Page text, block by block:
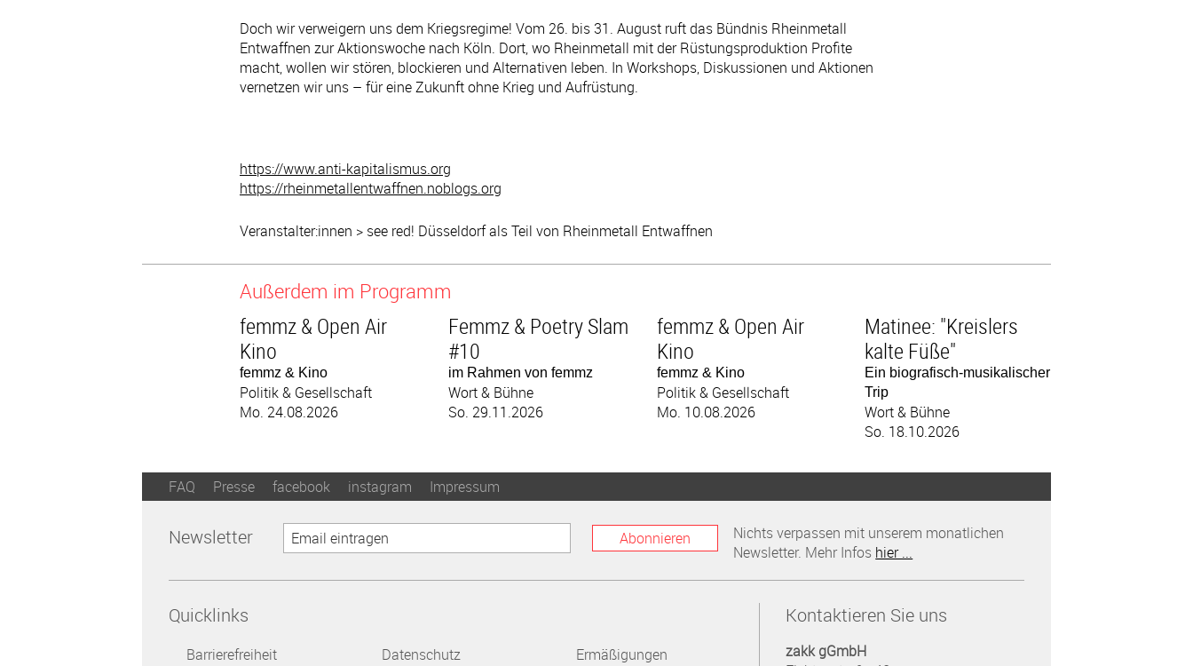
Doch wir verweigern uns dem Kriegsregime! Vom 26. bis 31. August ruft das Bündnis Rheinmetall
Entwaffnen zur Aktionswoche nach Köln. Dort, wo Rheinmetall mit der Rüstungsproduktion Profite
macht, wollen wir stören, blockieren und Alternativen leben. In Workshops, Diskussionen und Aktionen
vernetzen wir uns – für eine Zukunft ohne Krieg und Aufrüstung.
https://www.anti-kapitalismus.org
https://rheinmetallentwaffnen.noblogs.org
Veranstalter:innen > see red! Düsseldorf als Teil von Rheinmetall Entwaffnen
Außerdem im Programm
femmz & Open Air
Kino
femmz & Kino
Politik & Gesellschaft
Mo. 24.08.2026
Femmz & Poetry Slam
#10
im Rahmen von femmz
Wort & Bühne
So. 29.11.2026
femmz & Open Air
Kino
femmz & Kino
Politik & Gesellschaft
Mo. 10.08.2026
Matinee: "Kreislers
kalte Füße"
Ein biografisch-musikalischer
Trip
Wort & Bühne
So. 18.10.2026
FAQ Presse facebook instagram Impressum
Newsletter Abonnieren
Nichts verpassen mit unserem monatlichen
Newsletter. Mehr Infos hier ...
Quicklinks
Barrierefreiheit Datenschutz Ermäßigungen
Kontaktieren Sie uns
zakk gGmbH